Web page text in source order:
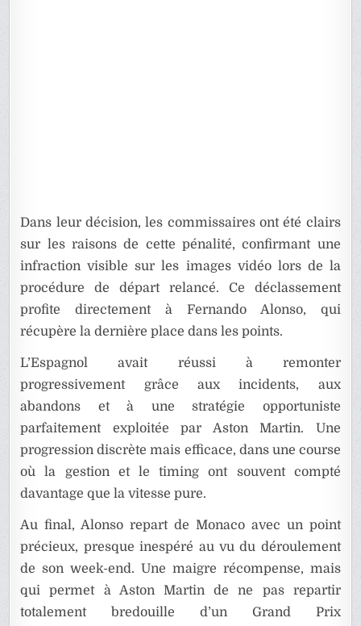
Dans leur décision, les commissaires ont été clairs
sur les raisons de cette pénalité, confirmant une
infraction visible sur les images vidéo lors de la
procédure de départ relancé. Ce déclassement
profite directement à Fernando Alonso, qui
récupère la dernière place dans les points.
L’Espagnol avait réussi à remonter
progressivement grâce aux incidents, aux
abandons et à une stratégie opportuniste
parfaitement exploitée par Aston Martin. Une
progression discrète mais efficace, dans une course
où la gestion et le timing ont souvent compté
davantage que la vitesse pure.
Au final, Alonso repart de Monaco avec un point
précieux, presque inespéré au vu du déroulement
de son week-end. Une maigre récompense, mais
qui permet à Aston Martin de ne pas repartir
totalement bredouille d’un Grand Prix